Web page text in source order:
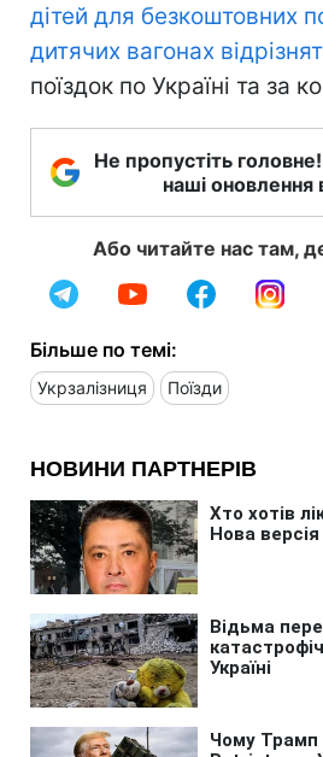
дітей для безкоштовних
дитячих вагонах
поїздок по Україні та за
Не пропустіть
наші оновлення
Або читайте нас там,
Більше по темі:
Укрзалізниця Поїзди